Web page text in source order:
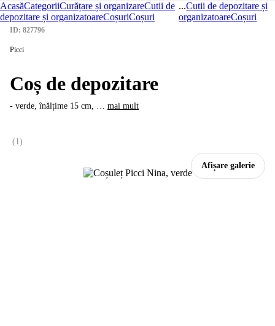
AcasăCategoriiCurățare și organizareCutii de
depozitare și organizatoareCoșuriCoșuri
...Cutii de depozitare și
organizatoareCoșuri
Afișare galerie
ID: 827796
Picci
Coș de depozitare
- verde, înălțime 15 cm, … mai mult
(1 )